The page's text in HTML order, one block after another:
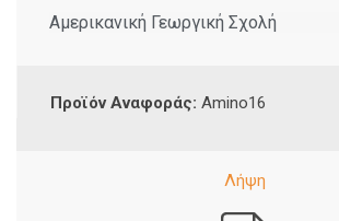
Αμερικανική Γεωργική Σχολή
Προϊόν Αναφοράς: Amino16